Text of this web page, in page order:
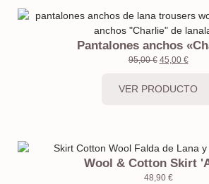
Pantalones anchos
95,00€ 45,00 €
VER PRODUCTO
Wool & Cotton Skirt
48,90 €